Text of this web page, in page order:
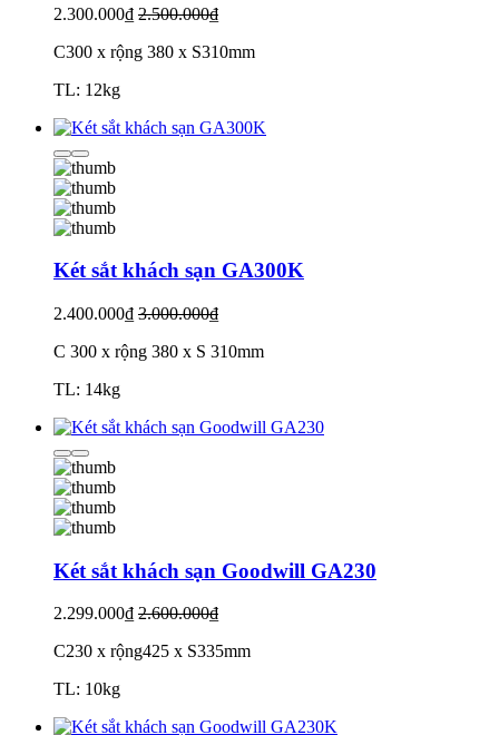
2.300.000₫ 2.500.000₫
C300 x rộng 380 x S310mm
TL: 12kg
Két sắt khách sạn GA300K
2.400.000₫ 3.000.000₫
C 300 x rộng 380 x S 310mm
TL: 14kg
Két sắt khách sạn Goodwill GA230
2.299.000₫ 2.600.000₫
C230 x rộng425 x S335mm
TL: 10kg